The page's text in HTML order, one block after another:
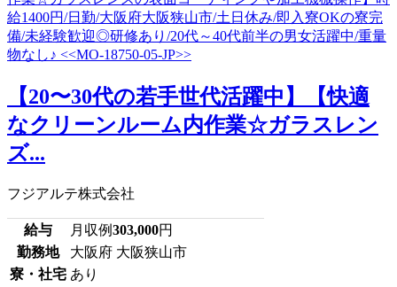
【20〜30代の若手世代活躍中】【快適
なクリーンルーム内作業☆ガラスレン
ズ...
フジアルテ株式会社
給与 月収例303,000円
勤務地
大阪府 大阪狭山市
寮・社宅 あり